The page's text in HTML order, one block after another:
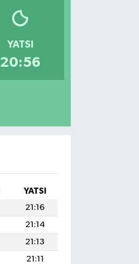
YATSI
20:56
YATSI
21:16
21:14
21:13
21:11